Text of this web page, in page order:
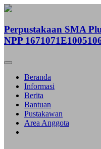
Perpustakaan SMA
NPP
Beranda
Informasi
Berita
Bantuan
Pustakawan
Area Anggota